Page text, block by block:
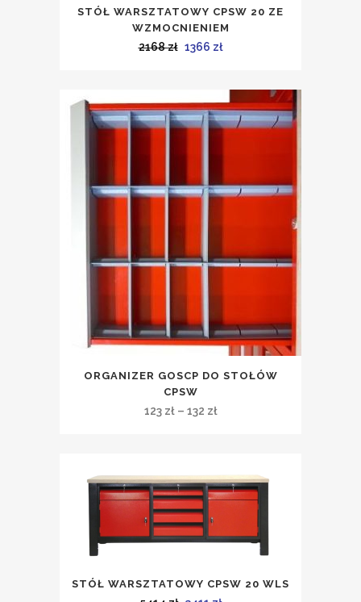
STÓŁ WARSZTATOWY CPSW 20 ZE
WZMOCNIENIEM
2168zł Pierwotna
wynosiła:
2168 zł.
1366 złAktualna
wynosi:
1366 zł.
ORGANIZER GOSCP DO STOŁÓW
CPSW
123 zł – 132 złZakres
123 zł
do
STÓŁ WARSZTATOWY CPSW 20 WLS